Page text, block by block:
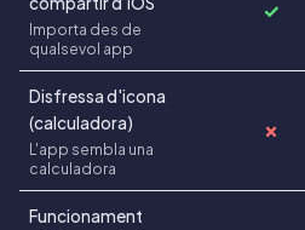
Importa des de
qualsevol app
✓
Disfressa d'icona
(calculadora)
L'app sembla una
calculadora
✗
Funcionament